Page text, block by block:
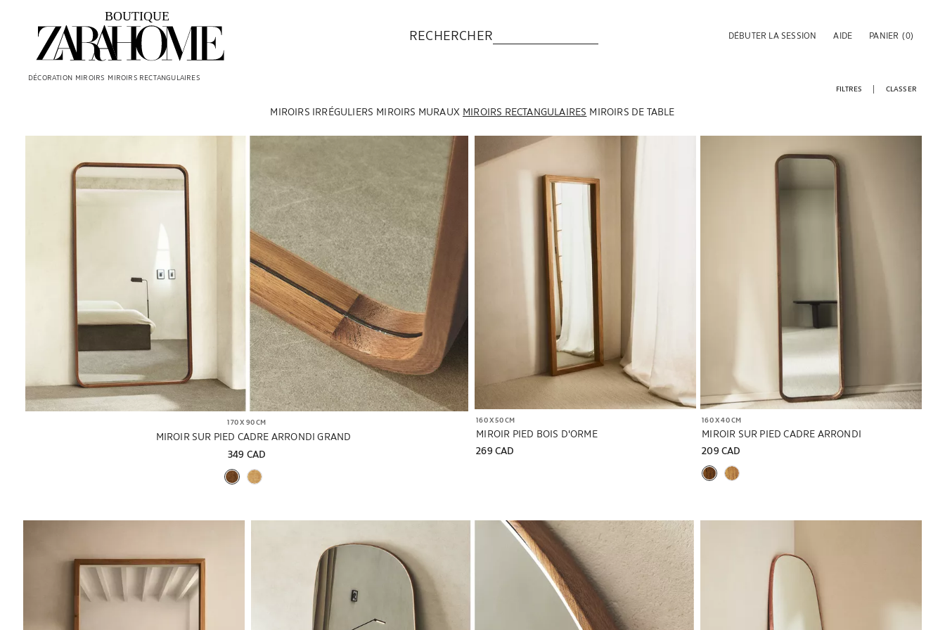
RECHERCHER DÉBUTER LA SESSION AIDE PANIER (0)
DÉCORATION MIROIRS MIROIRS RECTANGULAIRES
MIROIRS IRRÉGULIERS MIROIRS MURAUX MIROIRS RECTANGULAIRES MIROIRS DE TABLE
FILTRES CLASSER
170 X 90 CM
MIROIR SUR PIED CADRE ARRONDI GRAND
349 CAD
160 X 50 CM
MIROIR PIED BOIS D'ORME
269 CAD
Image changée en 1 de 6
160 X 40 CM
MIROIR SUR PIED CADRE ARRONDI
209 CAD
Image changée en 1 de 6
Image changée en 1 de 6 Image changée en 1 de 6